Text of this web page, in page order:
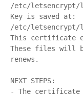
/etc/letsencrypt/
Key is saved at:
/etc/letsencrypt/
This certificate
These files will
renews.
NEXT STEPS:
- The certificate